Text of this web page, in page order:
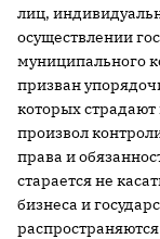
лиц,
осуществлении
муниципального
призван
которых
произвол
права и
старается не
бизнеса и